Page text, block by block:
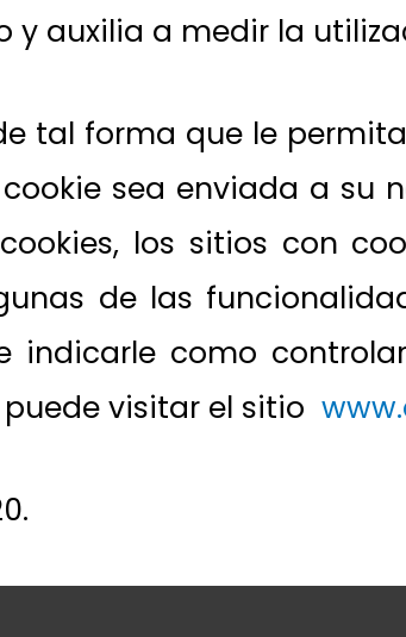
auxilia a medir la
tal forma que le
sea enviada a su
los sitios con
de las
como
visitar el sitio